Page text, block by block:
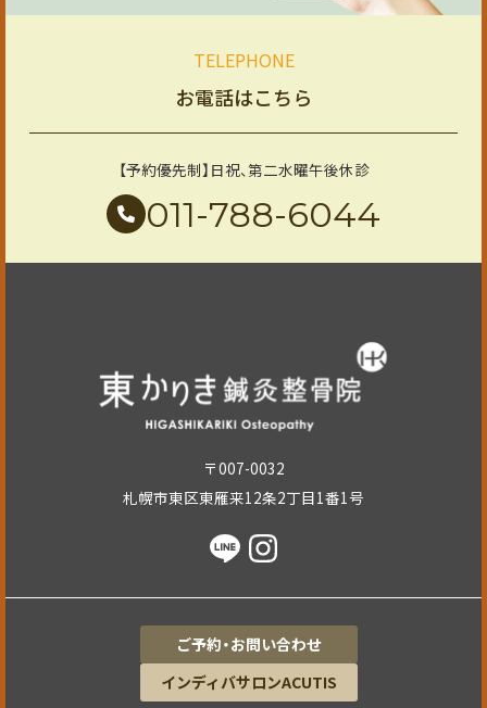
TELEPHONE
お電話はこちら
【予約優先制】日祝、第二水曜午後休診
011-788-6044
〒007-0032
札幌市東区東雁来12条2丁目1番1号​
ご予約・お問い合わせ
インディバサロンACUTIS